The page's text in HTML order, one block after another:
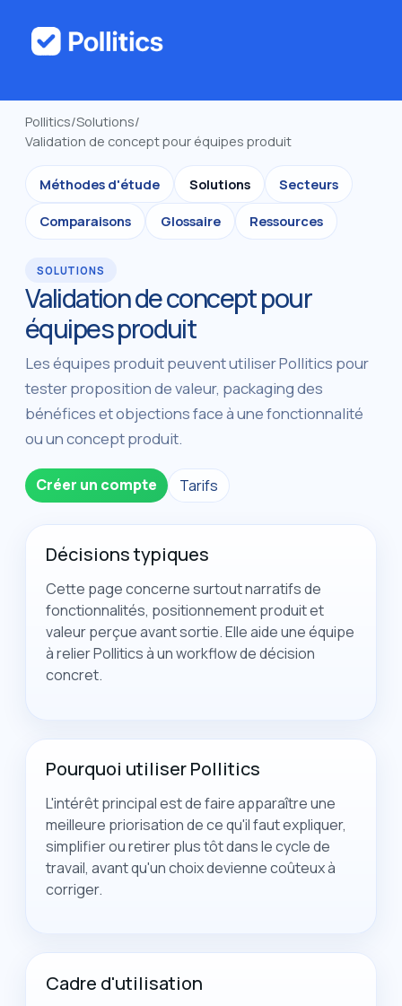
Pollitics/Solutions/
Validation de concept pour équipes produit
Méthodes d'étude Solutions Secteurs
Comparaisons Glossaire Ressources
SOLUTIONS
Validation de concept pour
équipes produit
Les équipes produit peuvent utiliser Pollitics pour
tester proposition de valeur, packaging des
bénéfices et objections face à une fonctionnalité
ou un concept produit.
Créer un compte Tarifs
Décisions typiques
Cette page concerne surtout narratifs de
fonctionnalités, positionnement produit et
valeur perçue avant sortie. Elle aide une équipe
à relier Pollitics à un workflow de décision
concret.
Pourquoi utiliser Pollitics
L'intérêt principal est de faire apparaître une
meilleure priorisation de ce qu'il faut expliquer,
simplifier ou retirer plus tôt dans le cycle de
travail, avant qu'un choix devienne coûteux à
corriger.
Cadre d'utilisation